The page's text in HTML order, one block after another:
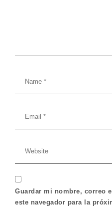
Guardar mi nombre, correo
este navegador para la